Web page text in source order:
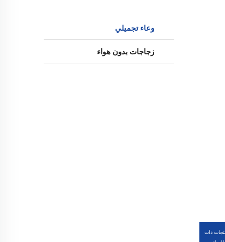
وعاء تجميلي
زجاجات بدون هواء
ذات